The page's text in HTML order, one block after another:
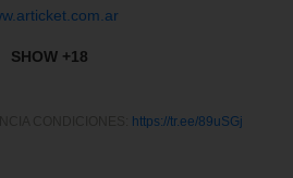
SHOW +18
https://tr.ee/89uSGj